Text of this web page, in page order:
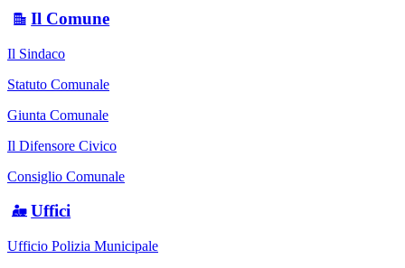
Il Comune
Il Sindaco
Statuto Comunale
Giunta Comunale
Il Difensore Civico
Consiglio Comunale
Uffici
Ufficio Polizia Municipale